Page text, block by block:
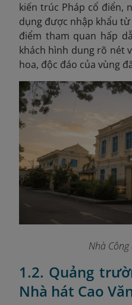
kiến trúc Pháp cổ điển,
dụng được nhập khẩu
điểm tham quan hấp
khách hình dung rõ nét
hoa, độc đáo của vùng
Nhà
1.2. Quảng
Nhà hát Cao